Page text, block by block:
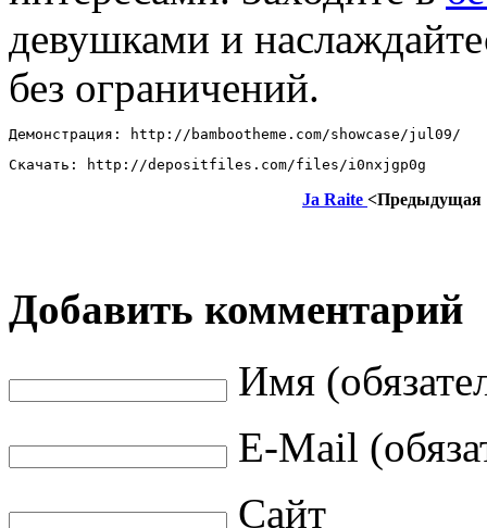
девушками и
без ограничений.
Демонстрация: http://bambootheme.com/showcase/jul09/
Скачать: http://depositfiles.com/files/i0nxjgp0g
Ja Raite <Предыдущая
Добавить комментарий
Имя
E-Mail
Сайт